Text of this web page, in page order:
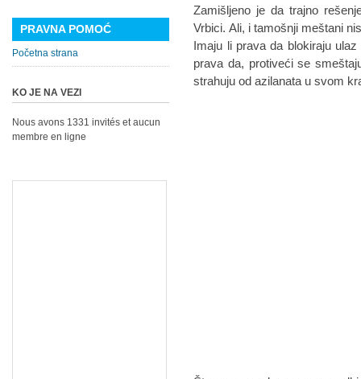
Zamišljeno je da trajno
Vrbici. Ali, i tamošnji meštani
Imaju li prava da blokiraju
prava da, protiveći se
strahuju od azilanata u svom
PRAVNA POMOĆ
Početna strana
KO JE NA VEZI
Nous avons 1331 invités et aucun
membre en ligne